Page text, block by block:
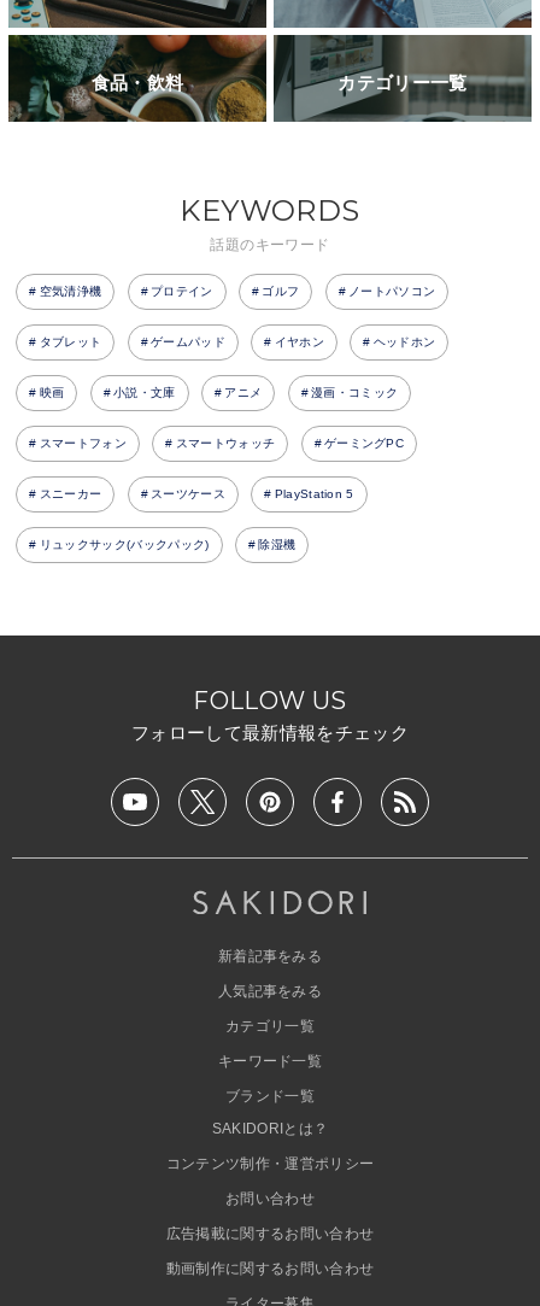
食品・飲料 カテゴリー一覧
KEYWORDS
話題のキーワード
空気清浄機 プロテイン ゴルフ ノートパソコン
タブレット ゲームパッド イヤホン ヘッドホン
映画 小説・文庫 アニメ 漫画・コミック
スマートフォン スマートウォッチ ゲーミングPC
スニーカー スーツケース PlayStation 5
リュックサック(バックパック) 除湿機
FOLLOW US
フォローして最新情報をチェック
新着記事をみる
人気記事をみる
カテゴリ一覧
キーワード一覧
ブランド一覧
SAKIDORIとは？
コンテンツ制作・運営ポリシー
お問い合わせ
広告掲載に関するお問い合わせ
動画制作に関するお問い合わせ